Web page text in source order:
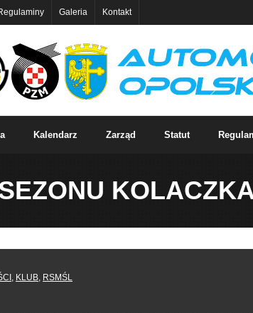
Galeria Kontakt
Kalendarz Zarząd Statut
, KLUB, RSMŚL